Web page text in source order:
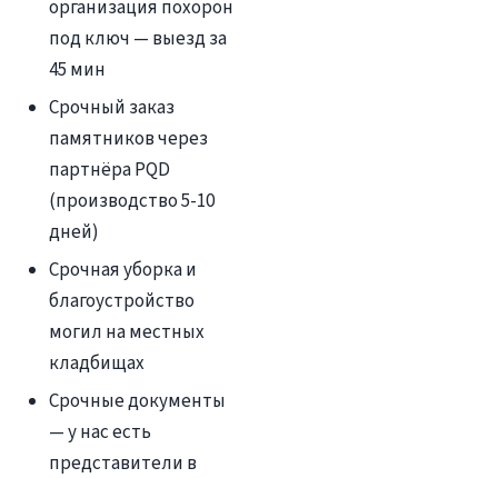
организация похорон
под ключ — выезд за
45 мин
Срочный заказ
памятников через
партнёра PQD
(производство 5-10
дней)
Срочная уборка и
благоустройство
могил на местных
кладбищах
Срочные документы
— у нас есть
представители в